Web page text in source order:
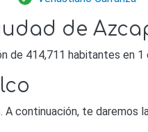
de
de 414,711 habitantes en 1
continuación, te daremos